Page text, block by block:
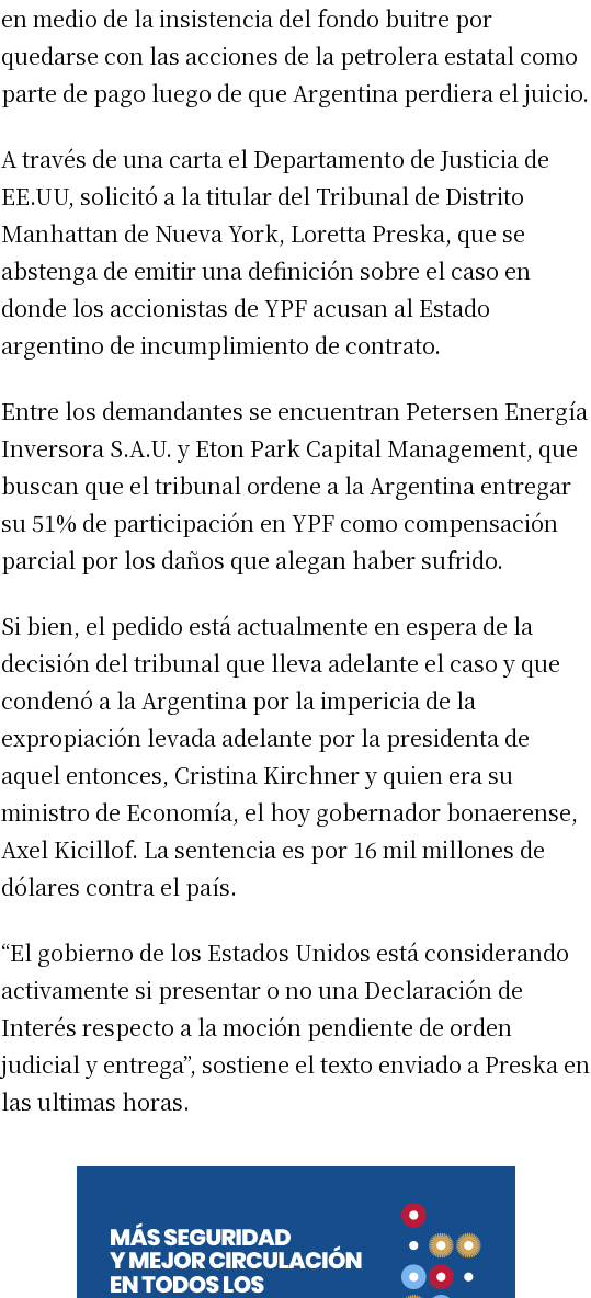
en medio de la insistencia del fondo buitre por
quedarse con las acciones de la petrolera estatal como
parte de pago luego de que Argentina perdiera el juicio.
A través de una carta el Departamento de Justicia de
EE.UU, solicitó a la titular del Tribunal de Distrito
Manhattan de Nueva York, Loretta Preska, que se
abstenga de emitir una definición sobre el caso en
donde los accionistas de YPF acusan al Estado
argentino de incumplimiento de contrato.
Entre los demandantes se encuentran Petersen Energía
Inversora S.A.U. y Eton Park Capital Management, que
buscan que el tribunal ordene a la Argentina entregar
su 51% de participación en YPF como compensación
parcial por los daños que alegan haber sufrido.
Si bien, el pedido está actualmente en espera de la
decisión del tribunal que lleva adelante el caso y que
condenó a la Argentina por la impericia de la
expropiación levada adelante por la presidenta de
aquel entonces, Cristina Kirchner y quien era su
ministro de Economía, el hoy gobernador bonaerense,
Axel Kicillof. La sentencia es por 16 mil millones de
dólares contra el país.
“El gobierno de los Estados Unidos está considerando
activamente si presentar o no una Declaración de
Interés respecto a la moción pendiente de orden
judicial y entrega”, sostiene el texto enviado a Preska en
las ultimas horas.